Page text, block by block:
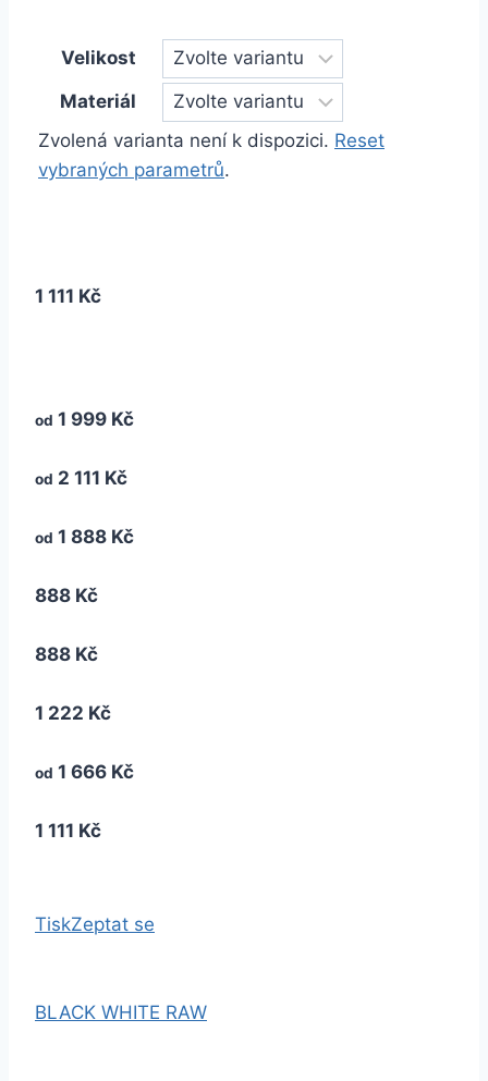
Velikost
Materiál
Zvolená varianta není k dispozici. Reset
vybraných parametrů.
1 111 Kč
od 1 999 Kč
od 2 111 Kč
od 1 888 Kč
888 Kč
888 Kč
1 222 Kč
od 1 666 Kč
1 111 Kč
TiskZeptat se
BLACK WHITE RAW